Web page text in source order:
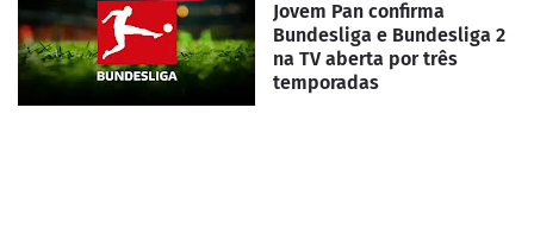
Jovem Pan confirma
Bundesliga e Bundesliga 2
na TV aberta por três
temporadas